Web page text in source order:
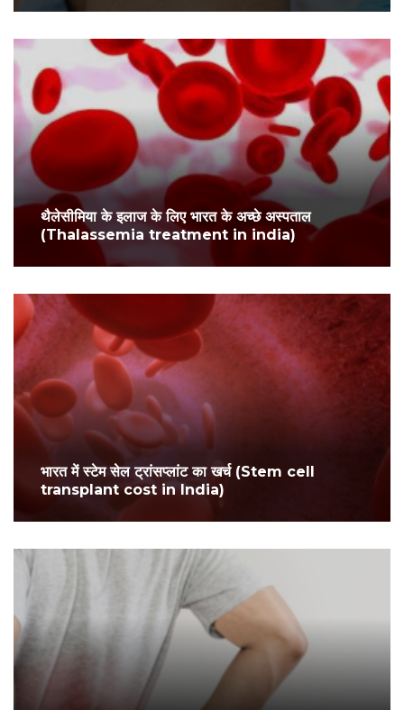
थैलेसीमिया के इलाज के लिए भारत के अच्छे अस्पताल
(Thalassemia treatment in india)
भारत में स्टेम सेल ट्रांसप्लांट का खर्च (Stem cell
transplant cost in India)